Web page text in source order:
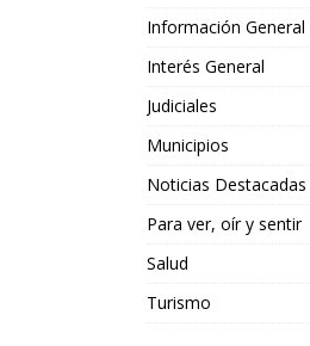
Información General
Interés General
Judiciales
Municipios
Noticias Destacadas
Para ver, oír y sentir
Salud
Turismo